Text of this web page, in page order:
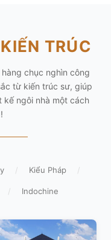
TRÚC
chục nghìn công
từ kiến trúc sư, giúp
kế ngôi nhà một cách
/ Kiểu Pháp /
/ Indochine